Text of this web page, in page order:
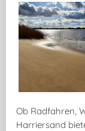
Ob Radfahren ,
Harriersand